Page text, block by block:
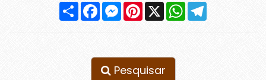
Compartilhar
FacebookMessenger
Pinterest
X WhatsApp
Pesquisar